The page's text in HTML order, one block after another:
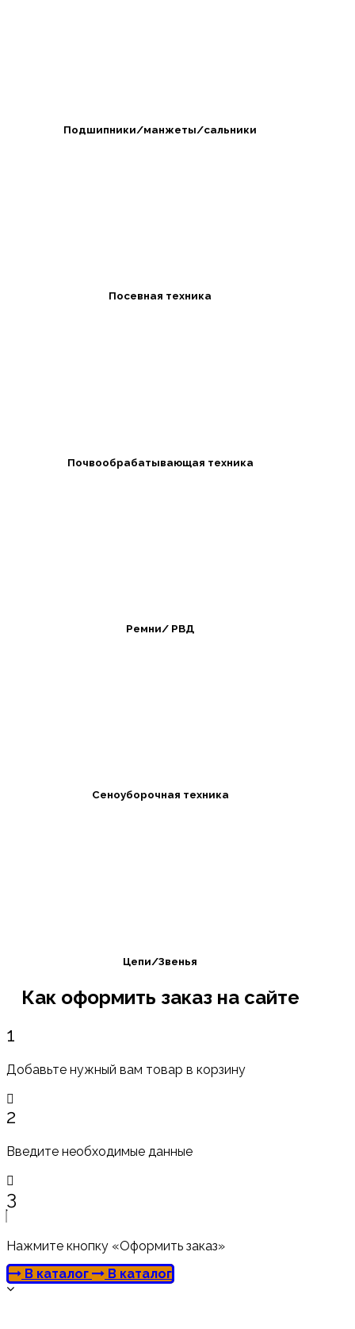
Подшипники/манжеты/сальники
Посевная техника
Почвообрабатывающая техника
Ремни/ РВД
Сеноуборочная техника
Цепи/Звенья
Как оформить заказ на сайте
1
Добавьте нужный вам товар в корзину
2
Введите необходимые данные
3
Нажмите кнопку «Оформить заказ»
В каталог
В каталог